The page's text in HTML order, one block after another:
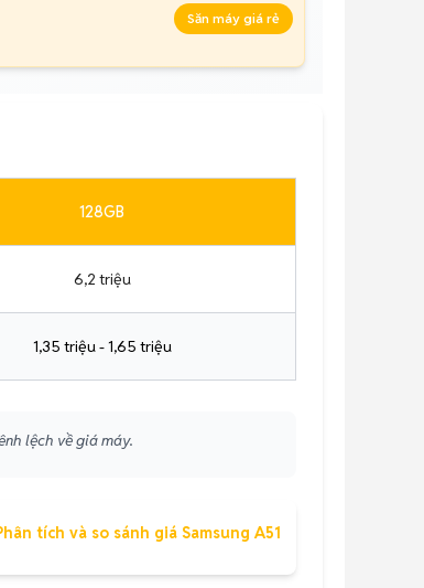
Săn máy giá rẻ
128GB
6,2 triệu
1,35 triệu - 1,65 triệu
lệch về giá máy.
tích và so sánh giá Samsung A51